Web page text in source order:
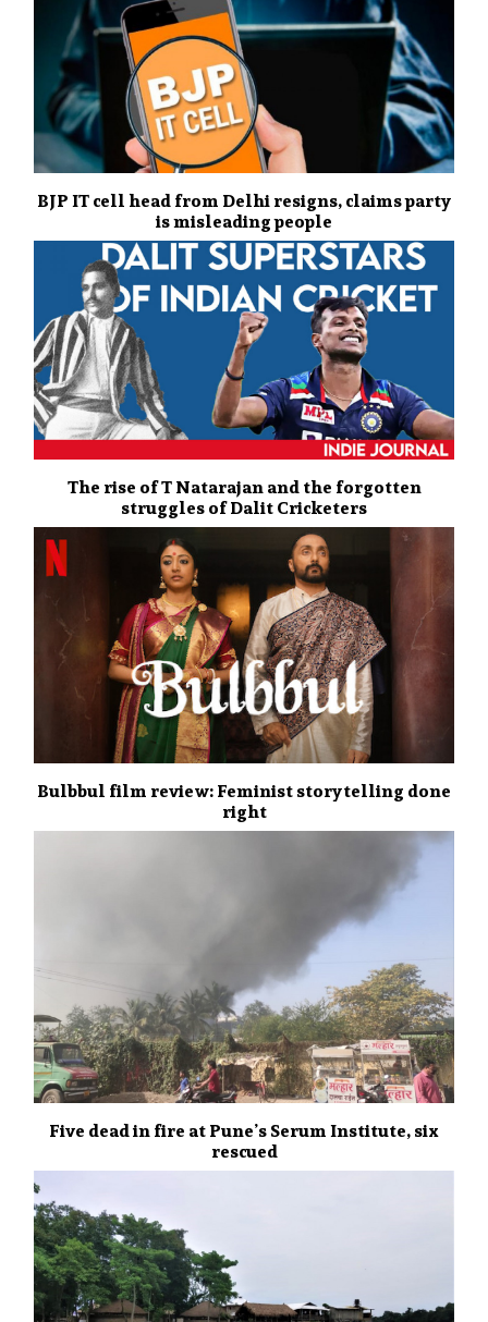
BJP IT cell head from Delhi resigns, claims party
is misleading people
The rise of T Natarajan and the forgotten
struggles of Dalit Cricketers
Bulbbul film review: Feminist storytelling done
right
Five dead in fire at Pune’s Serum Institute, six
rescued